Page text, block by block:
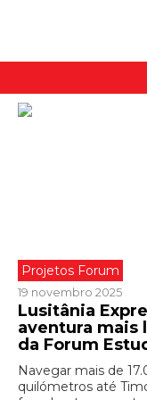
Projetos Forum
19 novembro 2025
Lusitânia
aventura mais
da Forum
Navegar mais de
quilómetros até